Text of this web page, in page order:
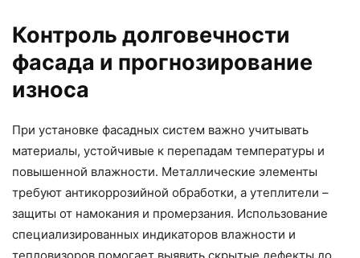
Контроль долговечности
фасада и прогнозирование
износа
При установке фасадных систем важно учитывать
материалы, устойчивые к перепадам температуры и
повышенной влажности. Металлические элементы
требуют антикоррозийной обработки, а утеплители –
защиты от намокания и промерзания. Использование
специализированных индикаторов влажности и